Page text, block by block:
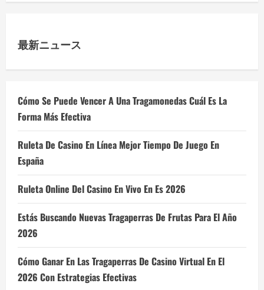
最新ニュース
Cómo Se Puede Vencer A Una Tragamonedas Cuál Es La
Forma Más Efectiva
Ruleta De Casino En Línea Mejor Tiempo De Juego En
España
Ruleta Online Del Casino En Vivo En Es 2026
Estás Buscando Nuevas Tragaperras De Frutas Para El Año
2026
Cómo Ganar En Las Tragaperras De Casino Virtual En El
2026 Con Estrategias Efectivas